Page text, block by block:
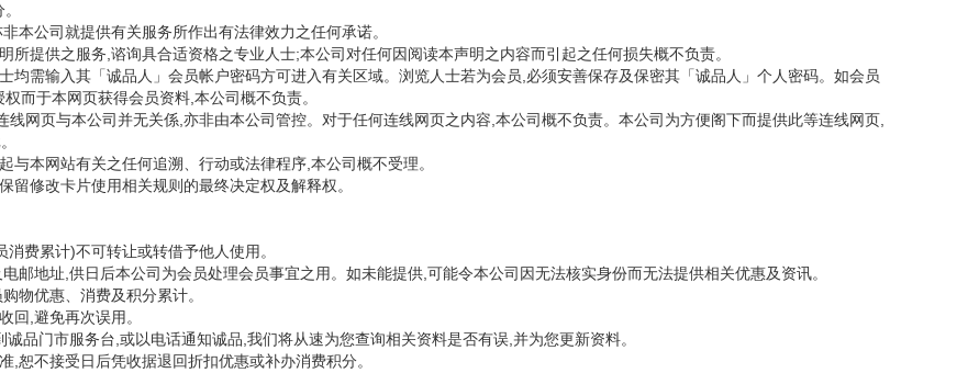
本公司就提供有关服务所作出有法律效力之任何承诺。
提供之服务,谘询具合适资格之专业人士;本公司对任何因阅读本声明之内容而引起之任何损失概不负责。
均需输入其「诚品人」会员帐户密码方可进入有关区域。浏览人士若为会员,必须安善保存及保密其「诚品人」个人密码。如会员
而于本网页获得会员资料,本公司概不负责。
网页与本公司并无关係,亦非由本公司管控。对于任何连线网页之内容,本公司概不负责。本公司为方便阁下而提供此等连线网页,
本网站有关之任何追溯、行动或法律程序,本公司概不受理。
修改卡片使用相关规则的最终决定权及解释权。
费累计)不可转让或转借予他人使用。
邮地址,供日后本公司为会员处理会员事宜之用。如未能提供,可能令本公司因无法核实身份而无法提供相关优惠及资讯。
物优惠、消费及积分累计。
回,避免再次误用。
品门市服务台,或以电话通知诚品,我们将从速为您查询相关资料是否有误,并为您更新资料。
恕不接受日后凭收据退回折扣优惠或补办消费积分。